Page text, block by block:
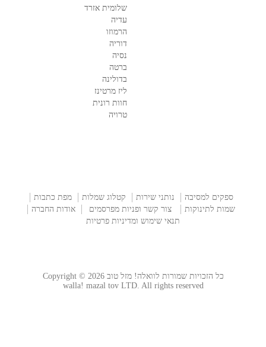
שלומית אזרד
עדיה
הרמוזו
דוריה
נסיה
ברטה
בדולינה
ליז מרטינז
חוות רונית
טרויה
ספקים למסיבה נותני שירות קטלוג שמלות
מפת כתבות
שמות לתינוקות
צור קשר ופניות מפרסמים
אודות החברה
תנאי שימוש ומדיניות פרטיות
כל הזכויות שמורות לוואלה! מזל טוב Copyright © 2026
walla! mazal tov LTD. All rights reserved